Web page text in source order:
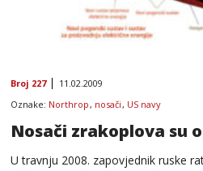
Broj 227
11.02.2009
Oznake: Northrop , nosači , US navy
Nosači zrakoplova su
U travnju 2008. zapovjednik ruske